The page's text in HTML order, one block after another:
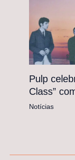
Pulp
Class”
Notícias